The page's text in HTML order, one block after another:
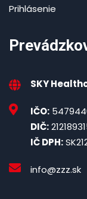
Prihlásenie
SKY
IČO:
DIČ:
IČ DPH:
info@zzz.sk